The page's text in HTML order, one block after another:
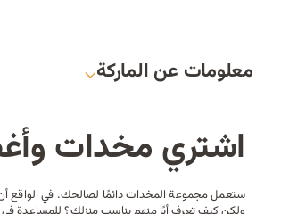
معلومات عن الماركة
اشتري مخدات
ستعمل مجموعة المخدات دائمًا لصالحك. في الواقع